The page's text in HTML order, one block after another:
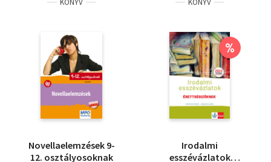
KÖNYV
Novellaelemzések 9-
12. osztályosoknak
KÖNYV
%
Irodalmi
esszévázlatok